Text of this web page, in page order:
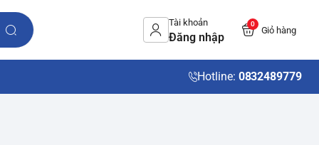
Tài khoản
Đăng nhập
0
Giỏ hàng
Hotline: 0832489779